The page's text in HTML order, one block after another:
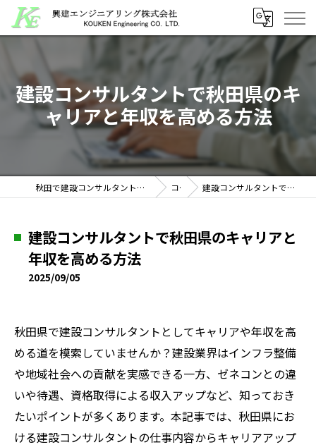
建設コンサルタントで秋田県のキ
ャリアと年収を高める方法
秋田で建設コンサルタントの求人なら興建エンジニアリング株式会社 コラム 建設コンサルタントで秋田県のキャリアと年収を高める方法
建設コンサルタントで秋田県のキャリアと
年収を高める方法
2025/09/05
秋田県で建設コンサルタントとしてキャリアや年収を高
める道を模索していませんか？建設業界はインフラ整備
や地域社会への貢献を実感できる一方、ゼネコンとの違
いや待遇、資格取得による収入アップなど、知っておき
たいポイントが多くあります。本記事では、秋田県にお
ける建設コンサルタントの仕事内容からキャリアアップ